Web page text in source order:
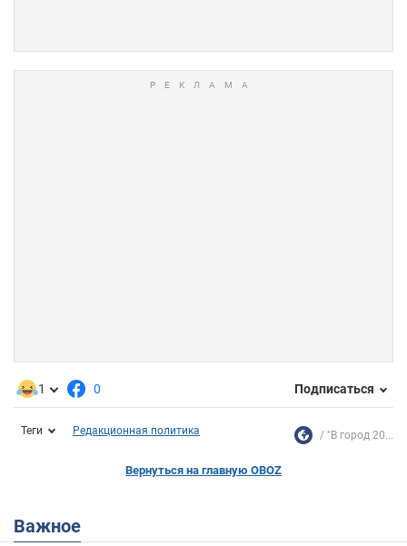
1 0 Подписаться
Теги Редакционная политика "В город 20...
Вернуться на главную OBOZ
Важное